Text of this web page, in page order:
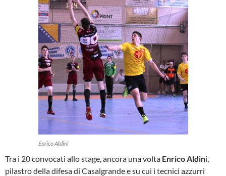
Enrico Aldini
Tra i 20 convocati allo stage, ancora una volta Enrico Aldini,
pilastro della difesa di Casalgrande e su cui i tecnici azzurri